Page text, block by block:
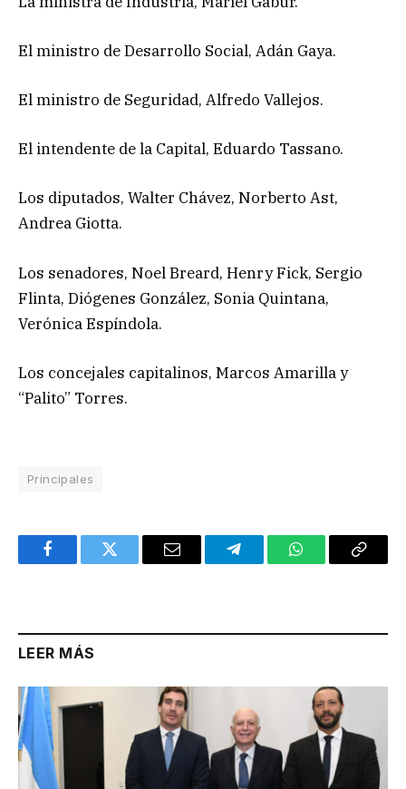
El ministro de Desarrollo Social, Adán Gaya.
El ministro de Seguridad, Alfredo Vallejos.
El intendente de la Capital, Eduardo Tassano.
Los diputados, Walter Chávez, Norberto Ast,
Andrea Giotta.
Los senadores, Noel Breard, Henry Fick, Sergio
Flinta, Diógenes González, Sonia Quintana,
Verónica Espíndola.
Los concejales capitalinos, Marcos Amarilla y
“Palito” Torres.
Principales
FacebookTwitter Email TelegramWhatsAppCopy
LEER MÁS